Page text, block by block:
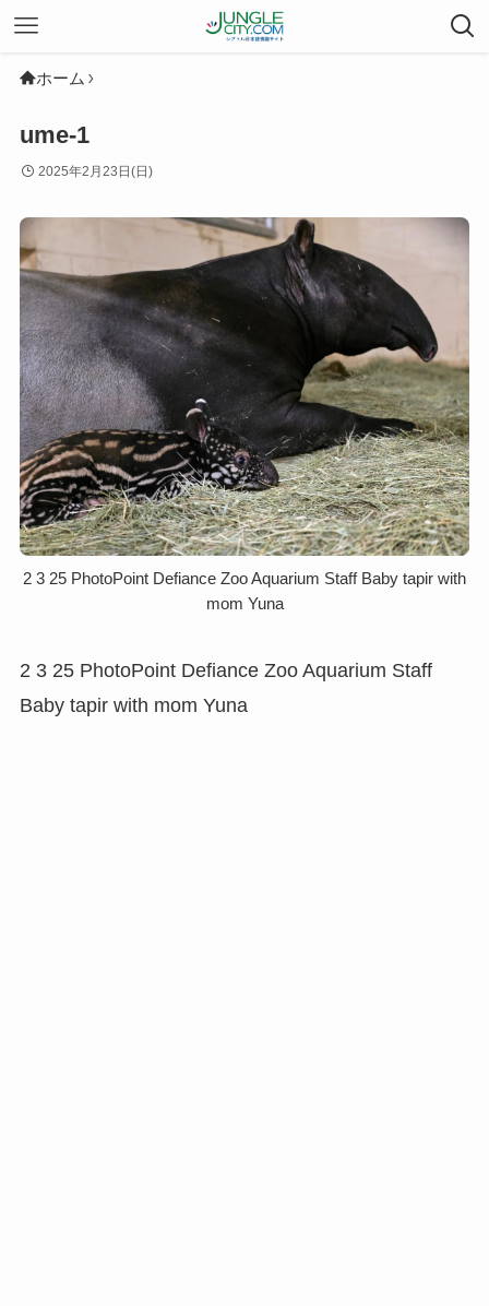
ホーム
ume-1
2025年2月23日(日)
2 3 25 PhotoPoint Defiance Zoo Aquarium Staff Baby tapir with
mom Yuna
2 3 25 PhotoPoint Defiance Zoo Aquarium Staff
Baby tapir with mom Yuna